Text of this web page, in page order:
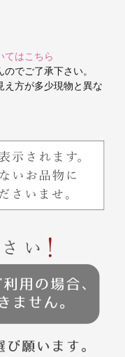
てはこちら
でご了承下さい。
え方が多少現物と異な